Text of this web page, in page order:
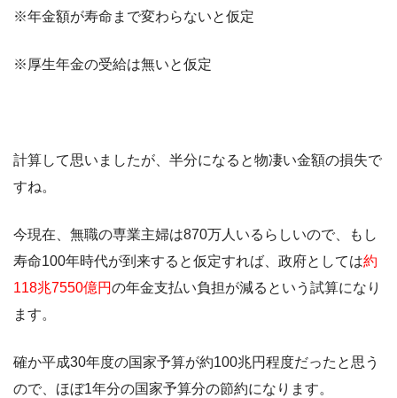
※年金額が寿命まで変わらないと仮定
※厚生年金の受給は無いと仮定
計算して思いましたが、半分になると物凄い金額の損失で
すね。
今現在、無職の専業主婦は870万人いるらしいので、もし
寿命100年時代が到来すると仮定すれば、政府としては約
118兆7550億円の年金支払い負担が減るという試算になり
ます。
確か平成30年度の国家予算が約100兆円程度だったと思う
ので、ほぼ1年分の国家予算分の節約になります。